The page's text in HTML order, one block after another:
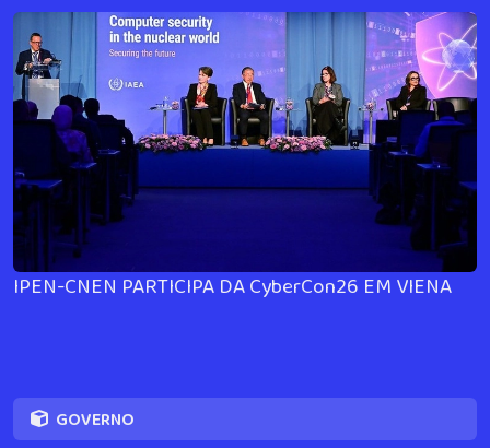
IPEN-CNEN PARTICIPA DA CyberCon26 EM VIENA
GOVERNO